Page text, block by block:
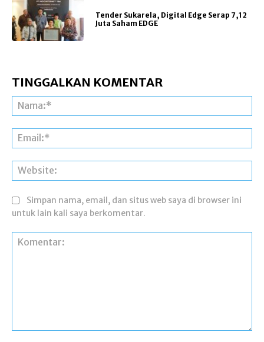
Tender Sukarela, Digital Edge Serap 7,12
Juta Saham EDGE
TINGGALKAN KOMENTAR
Simpan nama, email, dan situs web saya di browser ini
untuk lain kali saya berkomentar.